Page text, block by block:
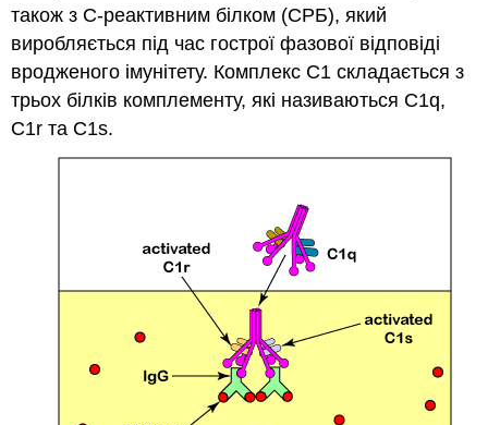
також з С-реактивним білком (СРБ), який
виробляється під час гострої фазової відповіді
вродженого імунітету. Комплекс C1 складається з
трьох білків комплементу, які називаються C1q,
C1r та C1s.